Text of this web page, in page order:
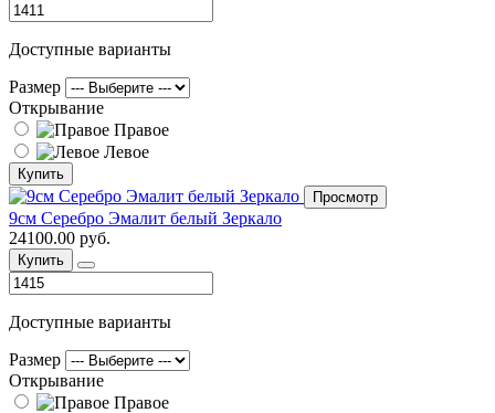
Доступные варианты
Размер
Открывание
Правое
Левое
Купить
Просмотр
9см Серебро Эмалит белый Зеркало
24100.00 руб.
Купить
Доступные варианты
Размер
Открывание
Правое